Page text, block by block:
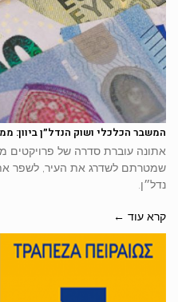
המשבר הכלכלי ושוק הנדל״ן ביוון:
אתונה עוברת סדרה של פרויקטים
שמטרתם לשדרג את העיר, לשפר
נדל״ן.
קרא עוד ←